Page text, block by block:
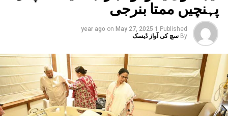
پہنچیں ممتا بنرجی
Published
1 year ago
on May 27, 2025
By سچ کی آواز ڈیسک